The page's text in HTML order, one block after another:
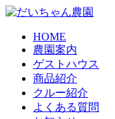
HOME
農園案内
ゲストハウス
商品紹介
クルー紹介
よくある質問